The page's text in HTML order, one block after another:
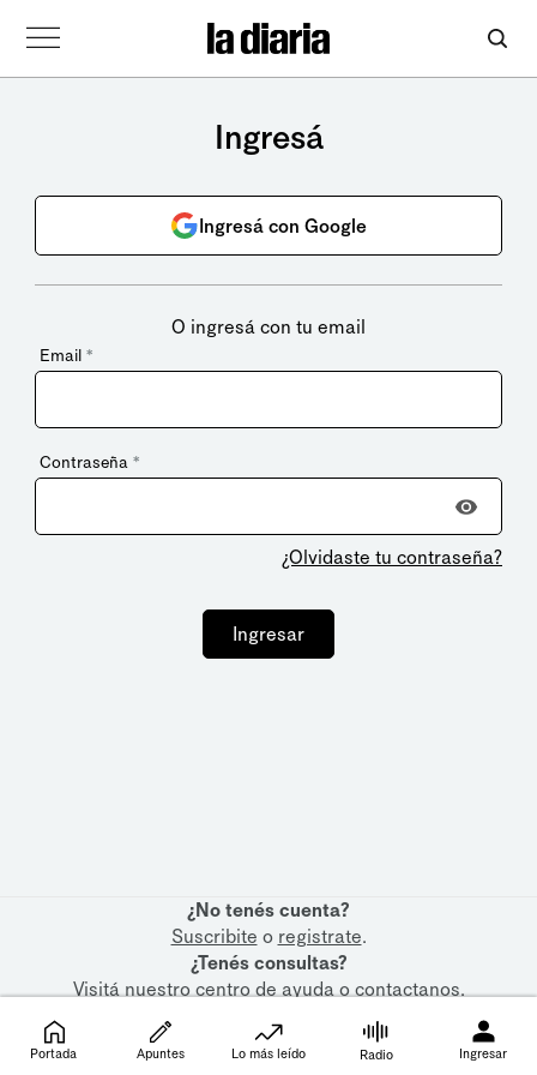
Ingresá
Ingresá con Google
O ingresá con tu email
Email *
Contraseña *
¿Olvidaste tu contraseña?
Ingresar
¿No tenés cuenta?
Suscribite o registrate.
¿Tenés consultas?
Visitá nuestrocentro de ayudaocontactanos.
Portada Apuntes Lo más leído Radio Ingresar